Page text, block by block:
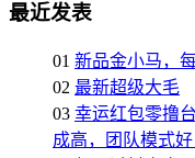
最近发表
01 新品金小马，
02 最新超级大毛
03 幸运红包零撸
成高，团队模式好